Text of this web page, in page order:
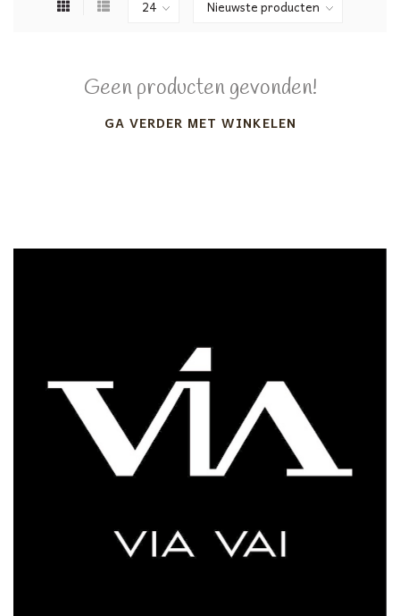
Geen producten gevonden!
GA VERDER MET WINKELEN